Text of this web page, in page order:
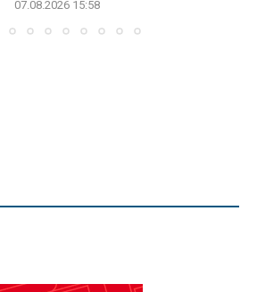
07.08.2026 15:58